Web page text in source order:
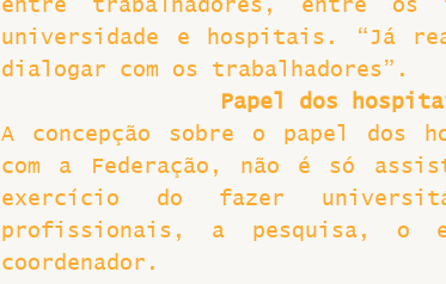
entre trabalhadores, entre
universidade e hospitais. “Já
dialogar com os trabalhadores”.
Papel dos
A concepção sobre o papel dos
com a Federação, não é só
exercício do fazer
profissionais, a pesquisa, o
coordenador.